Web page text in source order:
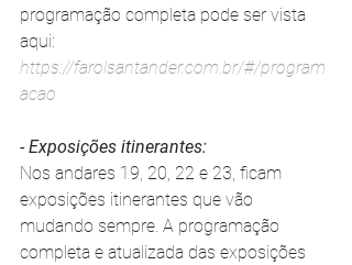
programação completa pode ser vista
aqui:
https://farolsantander.com.br/#/program
acao
- Exposições itinerantes:
Nos andares 19, 20, 22 e 23, ficam
exposições itinerantes que vão
mudando sempre. A programação
completa e atualizada das exposições